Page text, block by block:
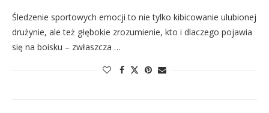
Śledzenie sportowych emocji to nie tylko kibicowanie ulubionej
drużynie, ale też głębokie zrozumienie, kto i dlaczego pojawia
się na boisku – zwłaszcza …